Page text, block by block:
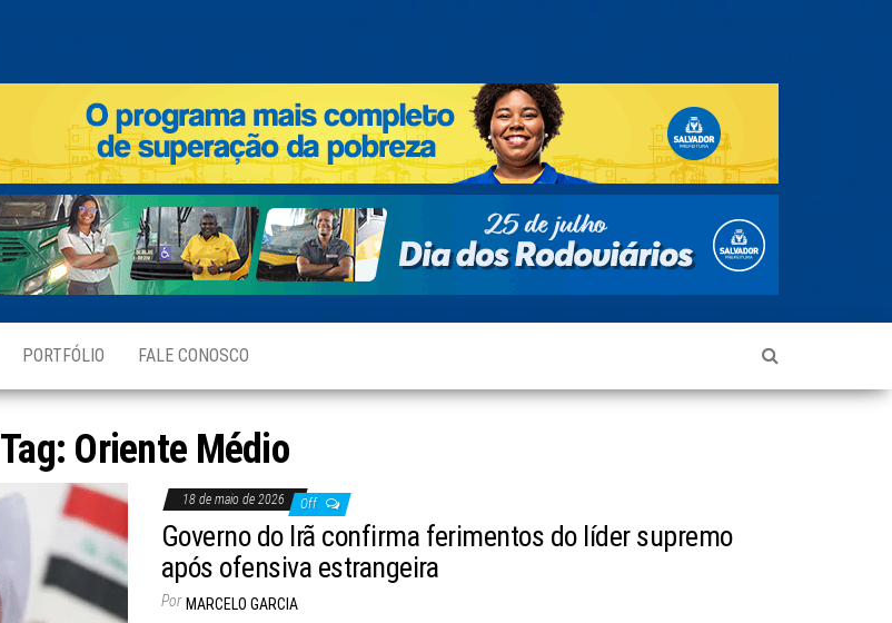
PORTFÓLIO FALE CONOSCO
Tag: Oriente Médio
18 de maio de 2026 Off
Governo do Irã confirma ferimentos do líder supremo
após ofensiva estrangeira
Por MARCELO GARCIA